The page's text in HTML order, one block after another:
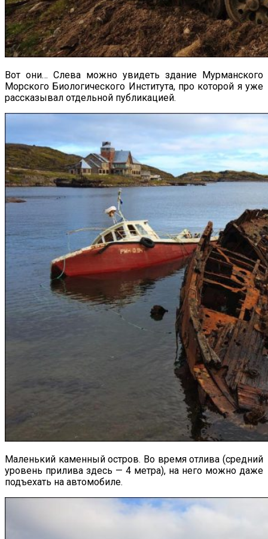
Вот они… Слева можно увидеть здание Мурманского
Морского Биологического Института, про которой я уже
рассказывал отдельной публикацией.
Маленький каменный остров. Во время отлива (средний
уровень прилива здесь — 4 метра), на него можно даже
подъехать на автомобиле.